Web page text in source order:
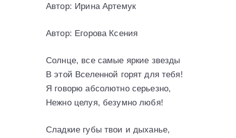
Автор: Ирина Артемук
Автор: Егорова Ксения
Солнце, все самые яркие звезды
В этой Вселенной горят для тебя!
Я говорю абсолютно серьезно,
Нежно целуя, безумно любя!
Сладкие губы твои и дыханье,